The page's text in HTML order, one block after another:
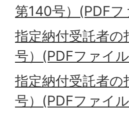
第140号）(PDF
指定納付受託者
号）(PDFファイ
指定納付受託者
号）(PDFファイ